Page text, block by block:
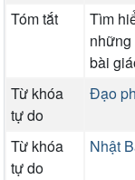
Tóm tắt
Tìm
bài
Từ khóa
tự do
Đạo
Từ khóa
tự do
Nhật